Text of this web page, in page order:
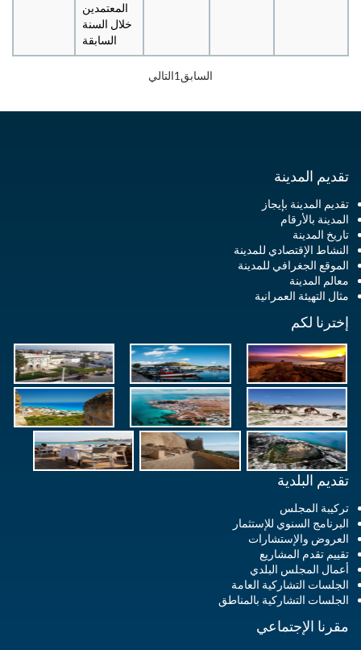
المعتمدين
خلال السنة
السابقة
السابق 1التالي
تقديم المدينة
تقديم المدينة بإيجاز
المدينة بالأرقام
تاريخ المدينة
النشاط الإقتصادي للمدينة
الموقع الجغرافي للمدينة
معالم المدينة
مثال التهيئة العمرانية
إخترنا لكم
تقديم البلدية
تركيبة المجلس
البرنامج السنوي للإستثمار
العروض والإستشارات
تقييم تقدم المشاريع
أعمال المجلس البلدي
الجلسات التشاركية العامة
الجلسات التشاركية بالمناطق
مقرنا الإجتماعي